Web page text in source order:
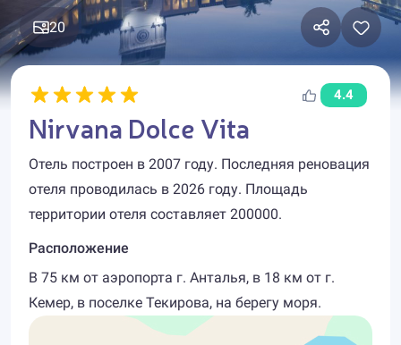
20
4.4
Nirvana Dolce Vita
Отель построен в 2007 году. Последняя реновация
отеля проводилась в 2026 году. Площадь
территории отеля составляет 200000.
Расположение
В 75 км от аэропорта г. Анталья, в 18 км от г.
Кемер, в поселке Текирова, на берегу моря.